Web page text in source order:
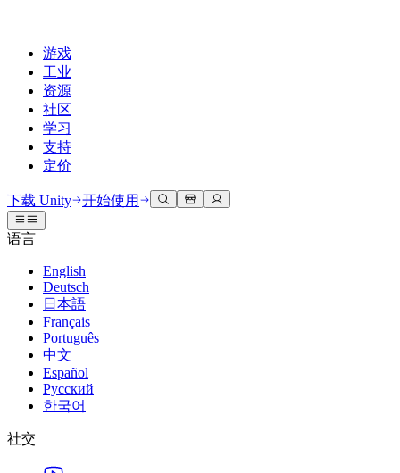
游戏
工业
资源
社区
学习
支持
定价
开发
Unity 引擎
为任何平台构建2D和3D游戏
协作
与团队协作并快速迭代
下载 Unity
计划和定价
部署
探索 Unity 支持的超过 25 个平台
使用案例
3D协作
实时构建和审查3D项目
沉浸式培训
在沉浸式环境中培训
客户体验
创建互动3D体验
行业
实现运营卓越
技术库
文档
官方用户手册和API参考
开发者工具
发布版本和问题跟踪器
路线图
查看即将推出的功能
技术术语库
社区中心
讨论
讨论、解决问题和连接
事件
全球和本地活动
社区故事
Made with Unity
展示Unity创作者
直播活动
适合每个级别
Unity Learn
免费掌握Unity技能
专业培训
通过Unity培训师提升您的团队
Unity新手
准备开始
开始您的学习
你是Unity 新手？开始您的旅程
支持选项
获取帮助
帮助您在Unity中取得成功
成功计划
通过专家支持更快实现目标
常见问题解答
常见问题解答
联系我们
下载 Unity 开始使用
语言
English
Deutsch
日本語
Français
Português
中文
Español
Русский
한국어
社交